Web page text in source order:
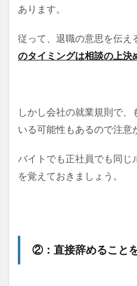
あります。
従って、退職の意思を伝え
のタイミングは相談の上決
しかし会社の就業規則で、
いる可能性もあるので注意
バイトでも正社員でも同じ
を覚えておきましょう。
②：直接辞めること